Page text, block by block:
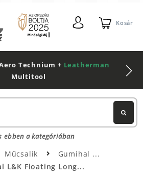
Kosár
Technium + Leatherman
Multitool
ebben a kategóriában
Műcsalik
Gumihal
L&K Floating Long...